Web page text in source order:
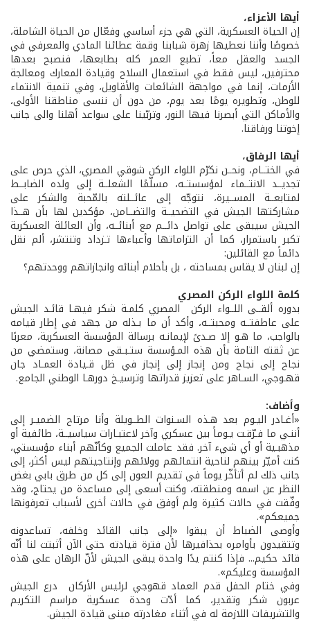
أيها الأعزاء،
إن الحياة العسكرية، التي هي جزء أساسي وفعّال من الحياة الشاملة،
خصوصًا وأننا نعطيها زهرة شبابنا وقمة عطائنا المادي والمعرفي في
الجسد والعقل معاً، تطبع العمر كله بطابعها، فنصبح بعدها
محترفين، ليس فقط في استعمال السلاح وقيادة المعارك ومعالجة
الأزمات، إنما في مواجهة الشائعات والأقاويل، وفي تنمية الانتماء
للوطن، وتطويره يومًا بعد يوم، من دون أن ننسى مناطقنا الأولى،
والأماكن التي أبصرنا فيها النور، وتربّينا على سواعد أهلنا والى جانب
إخوتنا ورفاقنا.
أيها الرفاق،
في الختــام، ونحــن نكرّم اللواء الركن شوقي المصري، الذي حرص على
تجديــد الانتــماء لمؤسستــه، مسلّمًا الشعلــة إلى ولده الضابــط
لمتابعــة المســيرة، نتوجّه إلى عائــلته بالمّحبة والشكر على
مشاركتها الجيش في التضحيــة والتضــامن، مؤكدين لها بأن هــذا
الجيش سيبقى على تواصل دائــم مع أبنائــه، وأن العائلة العسكرية
تكبر باستمرار، كما أن التزاماتها وأعباءها تـزداد وتنتشر، ألم نقل
دائماً مع القائلين:
إن لبنان لا يقاس بمساحته ، بل بأحلام أبنائه وانجازاتهم ووحدتهم؟
كلمة اللواء الركن المصري
بدوره ألقــى اللــواء الركن المصري كلمـة شكر فيهـا قائـد الجيش
على عاطفتــه ومحبتــه، وأكد أن ما بـذله من جهد في إطار قيامه
بالواجب، ما هـو إلا صـدىً لإيمانـه برسالة المؤسسة العسكرية، معربًا
عن ثقته التامة بأن هذه المـؤسسة ستـبـقى مصانة، وستمضي من
نجاح إلى نجاح ومن إنجاز إلى إنجاز في ظل قـيادة العمـاد جان
قهـوجي، السـاهر على تعزيز قدراتها وترسيـخ دورهـا الوطني الجامع.
وأضاف:
«أغـادر اليـوم بعد هـذه السـنوات الطــويلة وأنا مرتاح الضميـر إلى
أننـي ما فـرّقـت يـوماً بين عسكري وآخر لاعتبـارات سياسيــة، طائفية أو
مذهبـية أو أي شيء آخر. فقد عاملت الجميع وكأنّهم أبناء مؤسستي،
كنت أميّز بينهم لناحية انتمائهم وولائهم وإنتاجيتهم ليس أكثر، إلى
جانب ذلك لم أتأخّر يوماً في تقديم العون إلى كل من طرق بابي بغض
النظر عن اسمه ومنطقته، وكنت أسعى إلى مساعدة من يحتاج، وقد
وفّقت في حالات كثيرة ولم أوفق في حالات أخرى لأسباب تعرفونها
جميعكم».
وأوصى الضباط أن يبقوا «إلى جانب القائد وخلفه، تساعدونه
وتتقيدون بأوامره بحذافيرها لأن فترة قيادته حتى الآن أثبتت لنا أنّه
قائد حكيم... فإذا كنتم يدًا واحدة يبقى الجيش لأنّ الرهان على هذه
المؤسسة وعليكم».
وفي ختام الحفل قدم العماد قهوجي لرئيس الأركان درع الجيش
عربون شكر وتقدير، كما أدّت وحدة عسكرية مراسم التكريم
والتشريفات اللازمة له في أثناء مغادرته مبنى قيادة الجيش.